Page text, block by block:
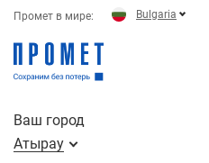
Промет в мире: Bulgaria
Ваш город
Атырау